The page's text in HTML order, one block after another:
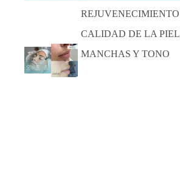
REJUVENECIMIENTO
CALIDAD DE LA PIEL
MANCHAS Y TONO